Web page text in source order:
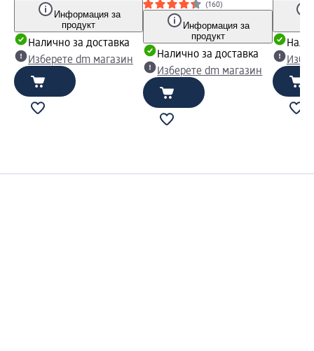
Информация за
продукт
Налично за доставка
Изберете dm магазин
(160)
Информация за
продукт
Налично за доставка
Изберете dm магазин